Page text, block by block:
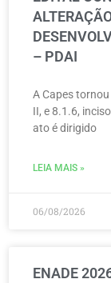
– PDAI
A Capes
II, e 8.1.6,
ato é dirigido
LEIA MAIS »
06/08/2026
ENADE